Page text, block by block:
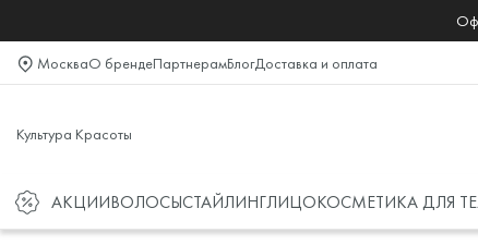
МоскваО брендеПартнерамБлогДоставка и оплата
Культура Красоты
АКЦИИВОЛОСЫСТАЙЛИНГЛИЦОКОСМЕТИКА ДЛЯ